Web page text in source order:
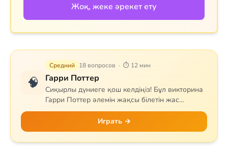
Жоқ, жеке әрекет ету
🧠
Средний 18 вопросов · ⏱ 12 мин
Гарри Поттер
Сиқырлы дүниеге қош келдіңіз! Бұл викторина
Гарри Поттер әлемін жақсы білетін жас
сиқыршыларға арналған. Сұрақтар Хогвартс
мектебін, квиддичті, негізгі кейіпкерлерді,
сиқырлы заттар мен арнайы сиқырларды
қамтиды. Гриффиндор, Слизерин, Когтевран
Играть →